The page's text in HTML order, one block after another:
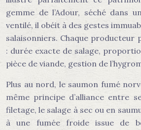
gemme de l’Adour, séché dans
ventilé, il obéit à des gestes
salaisonniers. Chaque producteur
: durée exacte de salage,
pièce de viande, gestion de
Plus au nord, le saumon fumé
même principe d’alliance entre
filetage, le salage à sec ou en
à une fumée froide issue de